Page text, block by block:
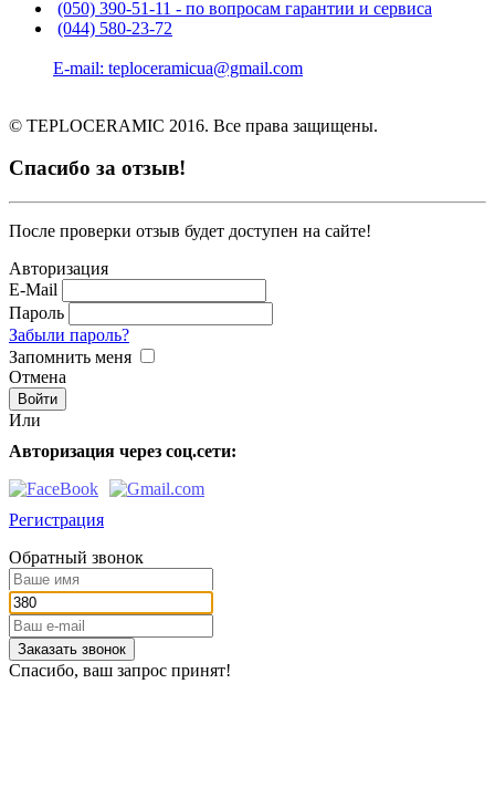
(050) 390-51-11 - по вопросам гарантии и cервиса
(044) 580-23-72
E-mail: teploceramicua@gmail.com
© TEPLOCERAMIC 2016. Все права защищены.
Спасибо за отзыв!
После проверки отзыв будет доступен на сайте!
Авторизация
E-Mail
Пароль
Забыли пароль?
Запомнить меня
Отмена
Или
Авторизация через соц.сети:
Регистрация
Обратный звонок
Заказать звонок
Спасибо, ваш запрос принят!